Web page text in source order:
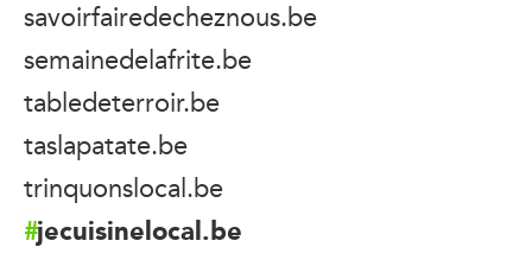
savoirfairedecheznous.be
semainedelafrite.be
tabledeterroir.be
taslapatate.be
trinquonslocal.be
jecuisinelocal.be